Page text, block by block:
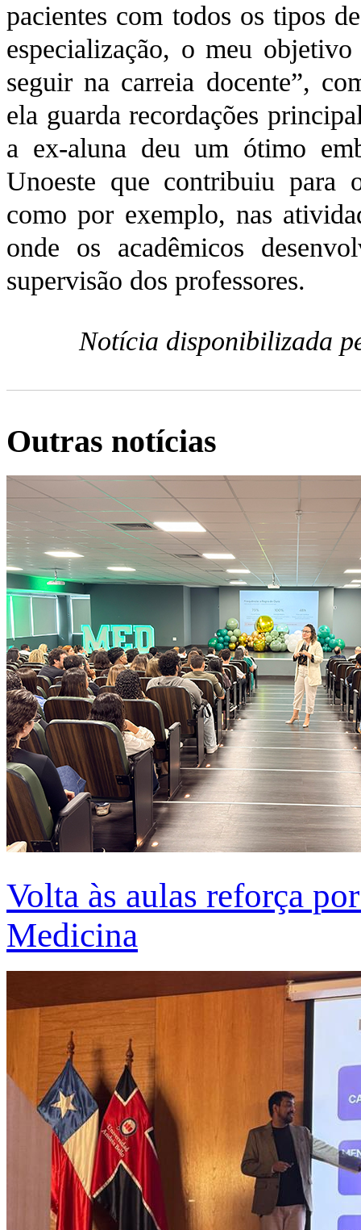
pacientes com todos os tipos
especialização, o meu
seguir na carreia docente”,
ela guarda recordações
a ex-aluna deu um ótimo
Unoeste que contribuiu para
como por exemplo, nas
onde os acadêmicos
supervisão dos professores.
Notícia disponibilizada
Outras notícias
Volta às aulas reforça
Medicina